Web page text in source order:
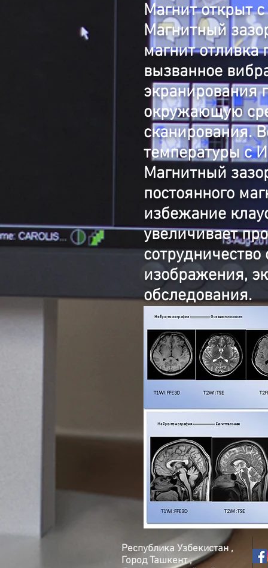
Магнит открыт с
Магнитный
магнит
вызванное
экранирования
окружающую
сканирования.
температуры с
Магнитный
постоянного
избежание
увеличивает
изображения,
обследования.
Республика Узбекистан ,
Город Ташкент ,